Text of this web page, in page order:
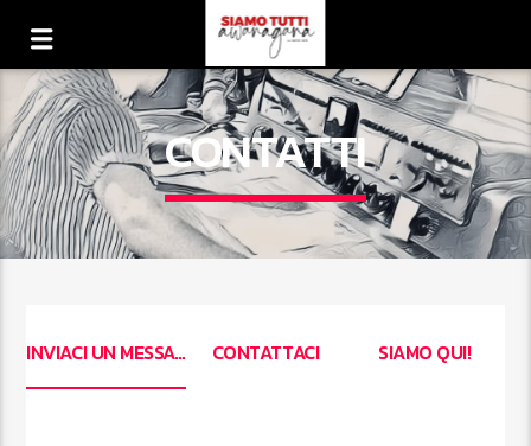
CONTATTI
INVIACI UN MESSAGGIO CONTATTACI SIAMO QUI!